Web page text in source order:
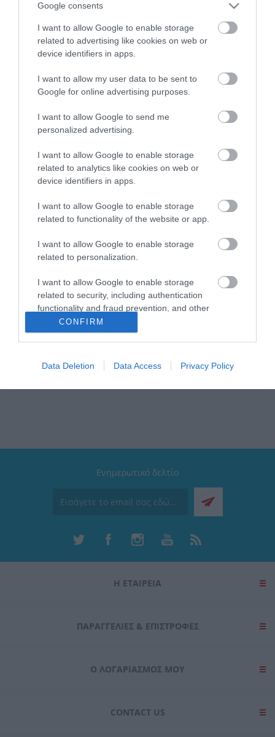
Google consents
I want to allow Google to enable storage
related to advertising like cookies on web or
device identifiers in apps.
I want to allow my user data to be sent to
Google for online advertising purposes.
I want to allow Google to send me
personalized advertising.
I want to allow Google to enable storage
related to analytics like cookies on web or
device identifiers in apps.
I want to allow Google to enable storage
related to functionality of the website or app.
I want to allow Google to enable storage
related to personalization.
I want to allow Google to enable storage
related to security, including authentication
functionality and fraud prevention, and other
user protection.
CONFIRM
Data Deletion Data Access Privacy Policy
ΕΠΙΚΟΙΝΩΝΊΑ
εξοπλισμό ολοκληρωμένου μπάνιου για κατοικίες,
ξενοδοχεία και άτομα με ειδικές ανάγκες.
Όλα τα υλικά ανταποκρίνονται στις υψηλότερες
ποιοτικές προδιαγραφές υγιεινής και διακρίνονται
για την εργονομία και την λειτουργικότητά τους.
Ερευνούν διαρκώς τη διεθνή αγορά για να
συνδυάζουν ποιότητα, σχεδιασμό και καινοτομία
Ενημερωτικό δελτίο
Η ΕΤΑΙΡΕΙΑ
ΠΑΡΑΓΓΕΛΊΕΣ & ΕΠΙΣΤΡΟΦΈΣ
Ο ΛΟΓΑΡΙΑΣΜΌΣ ΜΟΥ
CONTACT US